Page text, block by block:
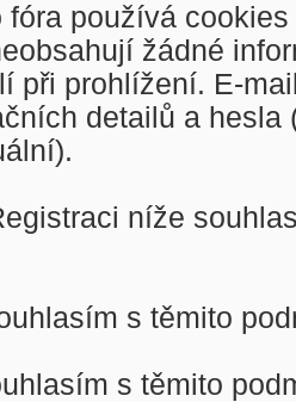
fóra používá
žádné
při prohlížení. E-
detailů a
níže
s těmito
s těmito